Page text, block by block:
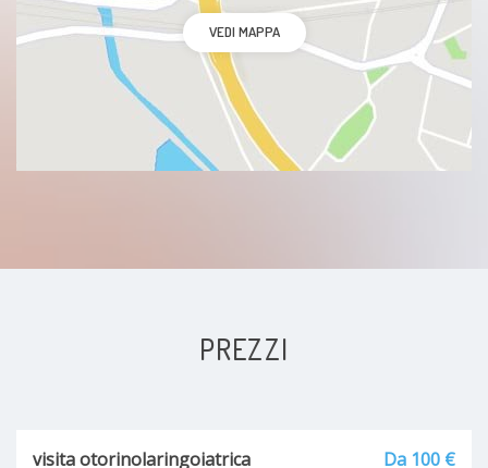
VEDI MAPPA
PREZZI
visita otorinolaringoiatrica Da 100 €